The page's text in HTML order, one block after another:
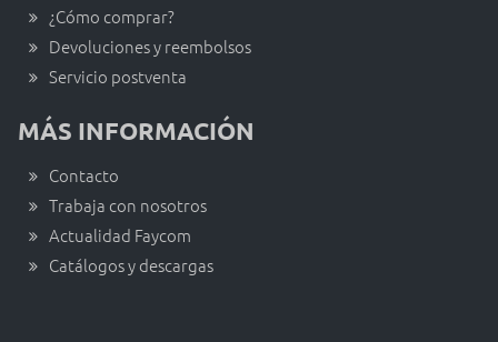
¿Cómo comprar?
Devoluciones y reembolsos
Servicio postventa
MÁS INFORMACIÓN
Contacto
Trabaja con nosotros
Actualidad Faycom
Catálogos y descargas